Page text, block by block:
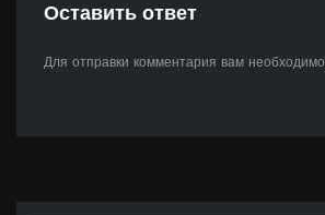
Оставить ответ
Для отправки комментария вам необходимо